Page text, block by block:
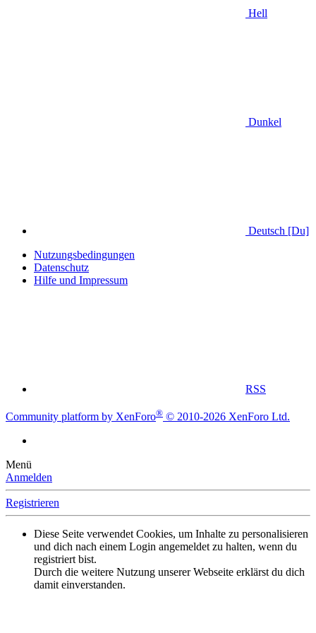
Hell
Dunkel
Deutsch [Du]
Nutzungsbedingungen
Datenschutz
Hilfe und Impressum
RSS
Community platform by XenForo® © 2010-2026 XenForo Ltd.
Menü
Anmelden
Registrieren
Diese Seite verwendet Cookies, um Inhalte zu personalisieren
und dich nach einem Login angemeldet zu halten, wenn du
registriert bist.
Durch die weitere Nutzung unserer Webseite erklärst du dich
damit einverstanden.